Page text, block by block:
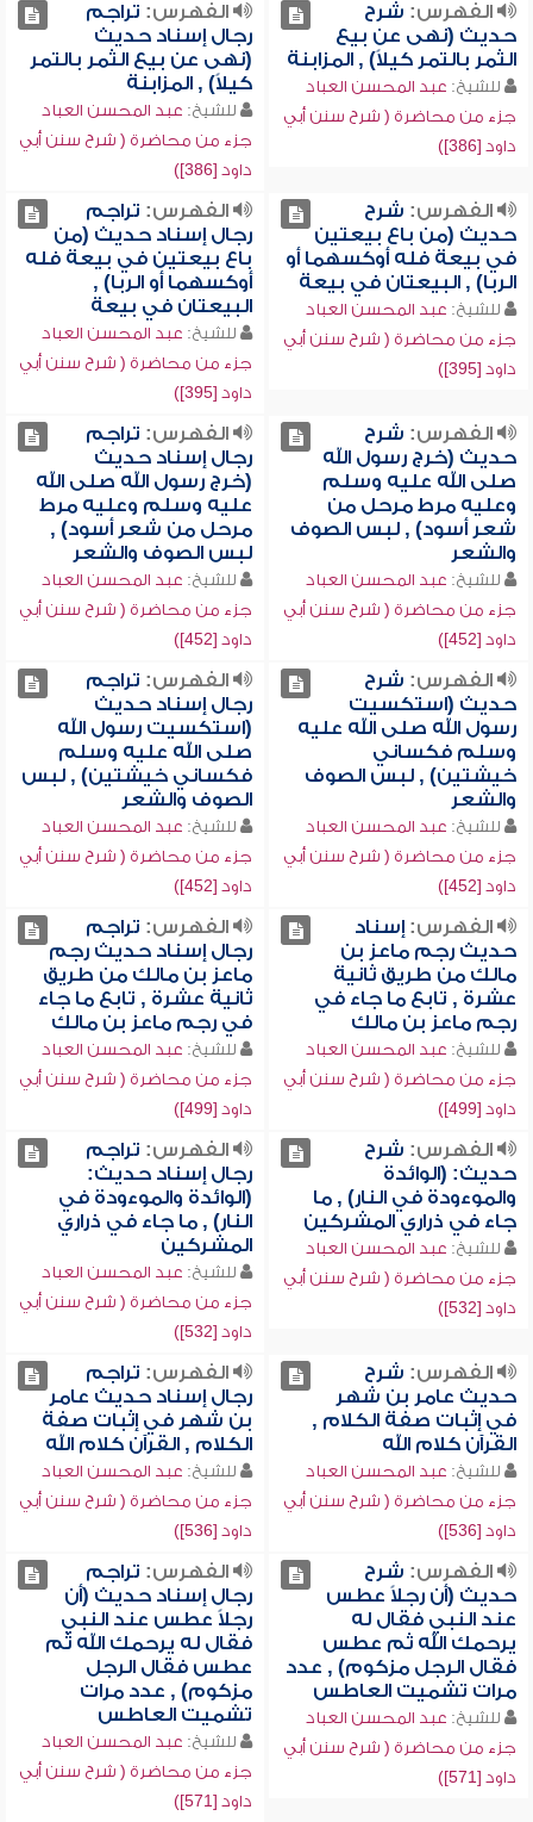
الفهرس: شرح
حديث (نهى عن بيع
الثمر بالتمر كيلاً) , المزابنة
للشيخ: عبد المحسن العباد
جزء من محاضرة ( شرح سنن أبي
داود [386])
الفهرس: تراجم
رجال إسناد حديث
(نهى عن بيع الثمر بالتمر
كيلاً) , المزابنة
للشيخ: عبد المحسن العباد
جزء من محاضرة ( شرح سنن أبي
داود [386])
الفهرس: شرح
حديث (من باع بيعتين
في بيعة فله أوكسهما أو
الربا) , البيعتان في بيعة
للشيخ: عبد المحسن العباد
جزء من محاضرة ( شرح سنن أبي
داود [395])
الفهرس: تراجم
رجال إسناد حديث (من
باع بيعتين في بيعة فله
أوكسهما أو الربا) ,
البيعتان في بيعة
للشيخ: عبد المحسن العباد
جزء من محاضرة ( شرح سنن أبي
داود [395])
الفهرس: شرح
حديث (خرج رسول الله
صلى الله عليه وسلم
وعليه مرط مرحل من
شعر أسود) , لبس الصوف
والشعر
للشيخ: عبد المحسن العباد
جزء من محاضرة ( شرح سنن أبي
داود [452])
الفهرس: تراجم
رجال إسناد حديث
(خرج رسول الله صلى الله
عليه وسلم وعليه مرط
مرحل من شعر أسود) ,
لبس الصوف والشعر
للشيخ: عبد المحسن العباد
جزء من محاضرة ( شرح سنن أبي
داود [452])
الفهرس: شرح
حديث (استكسيت
رسول الله صلى الله عليه
وسلم فكساني
خيشتين) , لبس الصوف
والشعر
للشيخ: عبد المحسن العباد
جزء من محاضرة ( شرح سنن أبي
داود [452])
الفهرس: تراجم
رجال إسناد حديث
(استكسيت رسول الله
صلى الله عليه وسلم
فكساني خيشتين) , لبس
الصوف والشعر
للشيخ: عبد المحسن العباد
جزء من محاضرة ( شرح سنن أبي
داود [452])
الفهرس:إسناد
حديث رجم ماعز بن
مالك من طريق ثانية
عشرة , تابع ما جاء في
رجم ماعز بن مالك
للشيخ: عبد المحسن العباد
جزء من محاضرة ( شرح سنن أبي
داود [499])
الفهرس: تراجم
رجال إسناد حديث رجم
ماعز بن مالك من طريق
ثانية عشرة , تابع ما جاء
في رجم ماعز بن مالك
للشيخ: عبد المحسن العباد
جزء من محاضرة ( شرح سنن أبي
داود [499])
الفهرس: شرح
حديث: (الوائدة
والموءودة في النار) , ما
جاء في ذراري المشركين
للشيخ: عبد المحسن العباد
جزء من محاضرة ( شرح سنن أبي
داود [532])
الفهرس: تراجم
رجال إسناد حديث:
(الوائدة والموءودة في
النار) , ما جاء في ذراري
المشركين
للشيخ: عبد المحسن العباد
جزء من محاضرة ( شرح سنن أبي
داود [532])
الفهرس: شرح
حديث عامر بن شهر
في إثبات صفة الكلام ,
القرآن كلام الله
للشيخ: عبد المحسن العباد
جزء من محاضرة ( شرح سنن أبي
داود [536])
الفهرس: تراجم
رجال إسناد حديث عامر
بن شهر في إثبات صفة
الكلام , القرآن كلام الله
للشيخ: عبد المحسن العباد
جزء من محاضرة ( شرح سنن أبي
داود [536])
الفهرس: شرح
حديث (أن رجلاً عطس
عند النبي فقال له
يرحمك الله ثم عطس
فقال الرجل مزكوم) , عدد
مرات تشميت العاطس
للشيخ: عبد المحسن العباد
جزء من محاضرة ( شرح سنن أبي
داود [571])
الفهرس: تراجم
رجال إسناد حديث (أن
رجلاً عطس عند النبي
فقال له يرحمك الله ثم
عطس فقال الرجل
مزكوم) , عدد مرات
تشميت العاطس
للشيخ: عبد المحسن العباد
جزء من محاضرة ( شرح سنن أبي
داود [571])